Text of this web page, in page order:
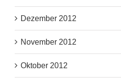
Dezember 2012
November 2012
Oktober 2012